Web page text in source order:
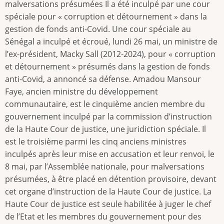
malversations présumées Il a été inculpé par une cour
spéciale pour « corruption et détournement » dans la
gestion de fonds anti-Covid. Une cour spéciale au
Sénégal a inculpé et écroué, lundi 26 mai, un ministre de
l’ex-président, Macky Sall (2012-2024), pour « corruption
et détournement » présumés dans la gestion de fonds
anti-Covid, a annoncé sa défense. Amadou Mansour
Faye, ancien ministre du développement
communautaire, est le cinquième ancien membre du
gouvernement inculpé par la commission d’instruction
de la Haute Cour de justice, une juridiction spéciale. Il
est le troisième parmi les cinq anciens ministres
inculpés après leur mise en accusation et leur renvoi, le
8 mai, par l’Assemblée nationale, pour malversations
présumées, à être placé en détention provisoire, devant
cet organe d’instruction de la Haute Cour de justice. La
Haute Cour de justice est seule habilitée à juger le chef
de l’Etat et les membres du gouvernement pour des